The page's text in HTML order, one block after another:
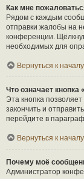
Как мне
Рядом с каждым
отправки жалобы на
конференции.
необходимых для
Вернуться к началу
Что означает
Эта кнопка
закончить и
перейдите в
Вернуться к началу
Почему моё
Администратор